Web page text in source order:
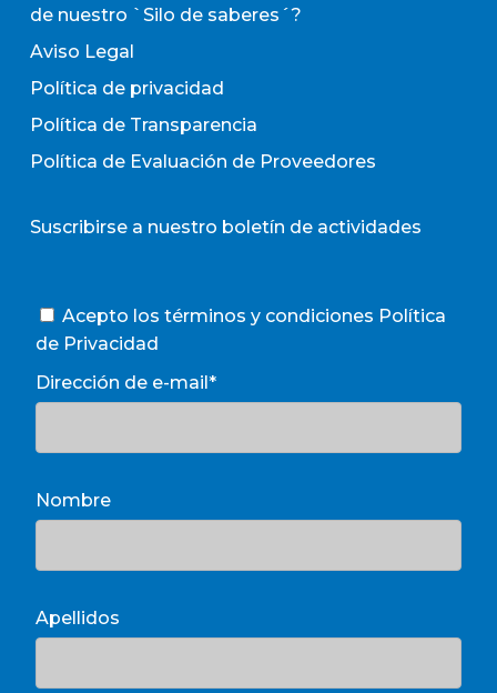
de nuestro `Silo de saberes´?
Aviso Legal
Política de privacidad
Política de Transparencia
Política de Evaluación de Proveedores
Suscribirse a nuestro boletín de actividades
Acepto los términos y condiciones Política
de Privacidad
Dirección de e-mail*
Nombre
Apellidos